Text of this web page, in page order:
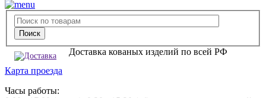
Доставка кованых изделий по всей РФ
Карта проезда
Часы работы: